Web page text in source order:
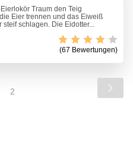
Traum den Teig
Eier trennen und das Eiweiß
schlagen. Die Eidotter...
(67 Bewertungen)
2